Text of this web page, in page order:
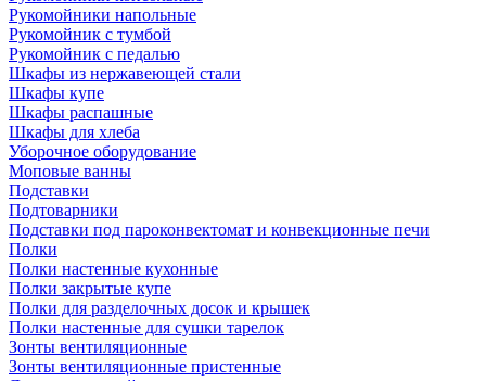
Рукомойники напольные
Рукомойник с тумбой
Рукомойник с педалью
Шкафы из нержавеющей стали
Шкафы купе
Шкафы распашные
Шкафы для хлеба
Уборочное оборудование
Моповые ванны
Подставки
Подтоварники
Подставки под пароконвектомат и конвекционные печи
Полки
Полки настенные кухонные
Полки закрытые купе
Полки для разделочных досок и крышек
Полки настенные для сушки тарелок
Зонты вентиляционные
Зонты вентиляционные пристенные